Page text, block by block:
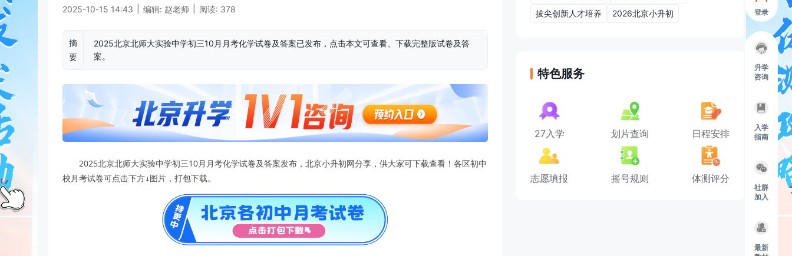
登录
升学
咨询
入学
指南
社群
加入
最新
2025-10-15 14:43 编辑: 赵老师 阅读: 378
摘
要
2025北京北师大实验中学初三10月月考化学试卷及答案已发布，点击本文可查看、下载完整版试卷及答
案。
2025北京北师大实验中学初三10月月考化学试卷及答案发布，北京小升初网分享，供大家可下载查看！各区初中
校月考试卷可点击下方↓图片，打包下载。
拔尖创新人才培养
2026北京小升初
特色服务
27入学 划片查询 日程安排
志愿填报 摇号规则 体测评分